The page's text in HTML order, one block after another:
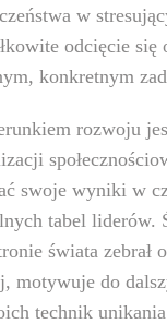
w
odcięcie
konkretnym
rozwoju
swoje wyniki w
tabel liderów.
świata zebrał
motywuje do
technik